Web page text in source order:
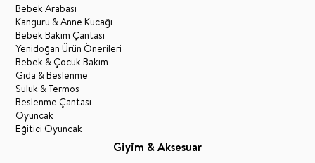
Bebek Arabası
Kanguru & Anne Kucağı
Bebek Bakım Çantası
Yenidoğan Ürün Önerileri
Bebek & Çocuk Bakım
Gıda & Beslenme
Suluk & Termos
Beslenme Çantası
Oyuncak
Eğitici Oyuncak
Giyim & Aksesuar